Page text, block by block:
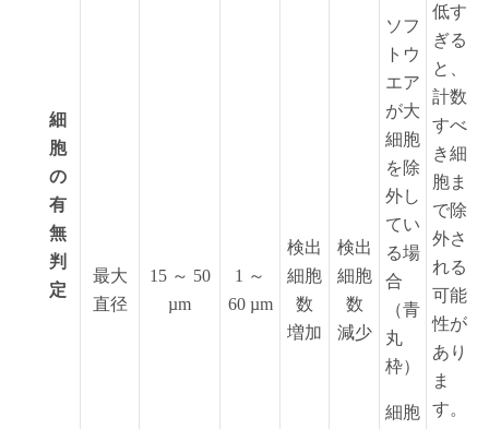
細
胞
の
有
無
判
定
最大
直径
15 ～ 50
µm
1 ～
60 µm
検出
細胞
数
増加
検出
細胞
数
減少
ソフ
トウ
エア
が大
細胞
を除
外し
てい
る場
合
（青
丸
枠）
細胞
低す
ぎる
と、
計数
すべ
き細
胞ま
で除
外さ
れる
可能
性が
あり
ま
す。